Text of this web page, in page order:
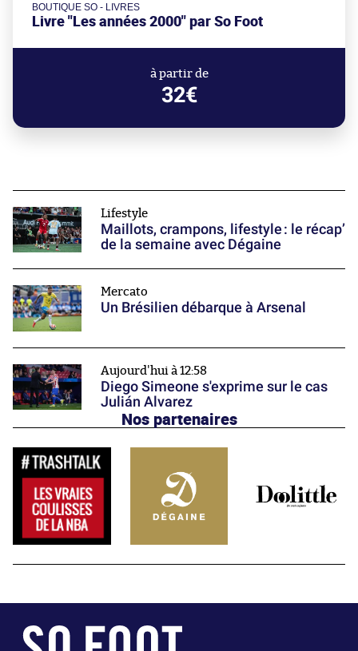
BOUTIQUE SO - LIVRES
Livre "Les années 2000" par So Foot
à partir de
32€
Lifestyle
Maillots, crampons, lifestyle : le récap’
de la semaine avec Dégaine
Mercato
Un Brésilien débarque à Arsenal
Aujourd'hui à 12:58
Diego Simeone s'exprime sur le cas
Julián Alvarez
Nos partenaires